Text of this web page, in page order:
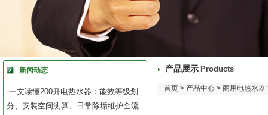
新闻动态
·一文读懂200升电热水器：能效等级划
分、安装空间测算、日常除垢维护全流
产品展示 Products
首页 > 产品中心 > 商用电热水器